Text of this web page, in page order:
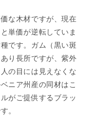
な木材ですが、現在
単価が逆転していま
です。ガム（黒い斑
り長所ですが、紫外
の目には見えなくな
ニア州産の同材はこ
がご提供するブラッ
。